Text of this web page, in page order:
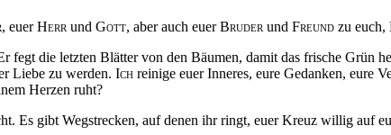
, euerHerr und Gott, aber auch euerBruder und Freund zu euch,
fegt die letzten Blätter von den Bäumen, damit das frische Grün
Liebe zu werden. Ich reinige euer Inneres, eure Gedanken, eure
Herzen ruht?
Es gibt Wegstrecken, auf denen ihr ringt, euer Kreuz willig auf